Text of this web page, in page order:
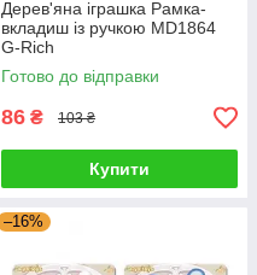
Дерев'яна іграшка Рамка-
вкладиш із ручкою MD1864
G-Rich
Готово до відправки
86 ₴ 103 ₴
Купити
–16%